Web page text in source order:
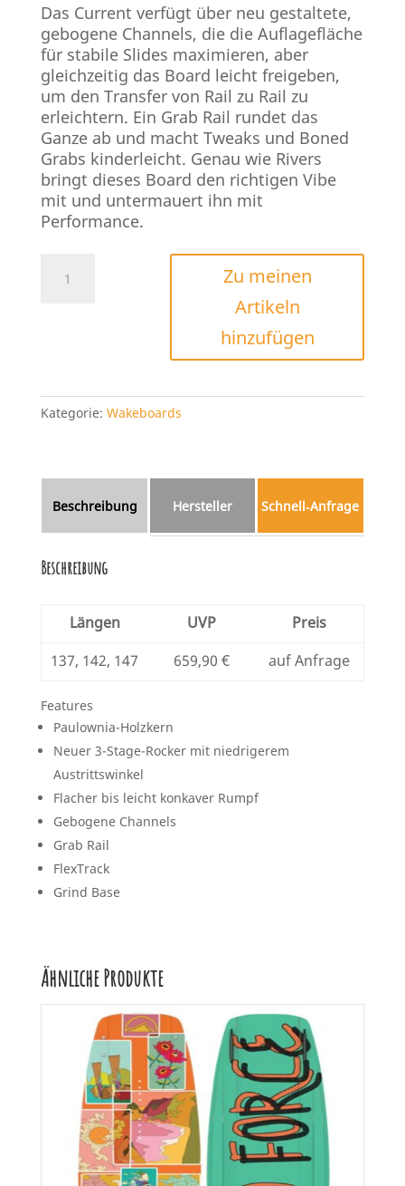
Das Current verfügt über neu gestaltete,
gebogene Channels, die die Auflagefläche
für stabile Slides maximieren, aber
gleichzeitig das Board leicht freigeben,
um den Transfer von Rail zu Rail zu
erleichtern. Ein Grab Rail rundet das
Ganze ab und macht Tweaks und Boned
Grabs kinderleicht. Genau wie Rivers
bringt dieses Board den richtigen Vibe
mit und untermauert ihn mit
Performance.
Force
Zu meinen
Artikeln
hinzufügen
Kategorie: Wakeboards
Beschreibung Hersteller Schnell‑Anfrage
Beschreibung
Längen UVP
Preis
137, 142, 147
659,90 € auf Anfrage
Features
Paulownia-Holzkern
Neuer 3-Stage-Rocker mit niedrigerem
Austrittswinkel
Flacher bis leicht konkaver Rumpf
Gebogene Channels
Grab Rail
FlexTrack
Grind Base
Ähnliche Produkte